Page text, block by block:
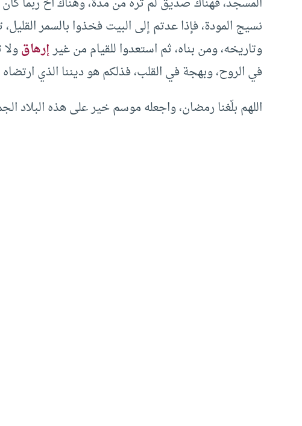
نسيج المودة، فإذا عدتم إلى البيت فخذوا بالسمر
وتاريخه، ومن بناه، ثم استعدوا للقيام من غيرإرهاق
في الروح، وبهجة في القلب، فذلكم هو ديننا الذي ارتضاه
اللهم بلّغنا رمضان، واجعله موسم خير على هذه البلاد